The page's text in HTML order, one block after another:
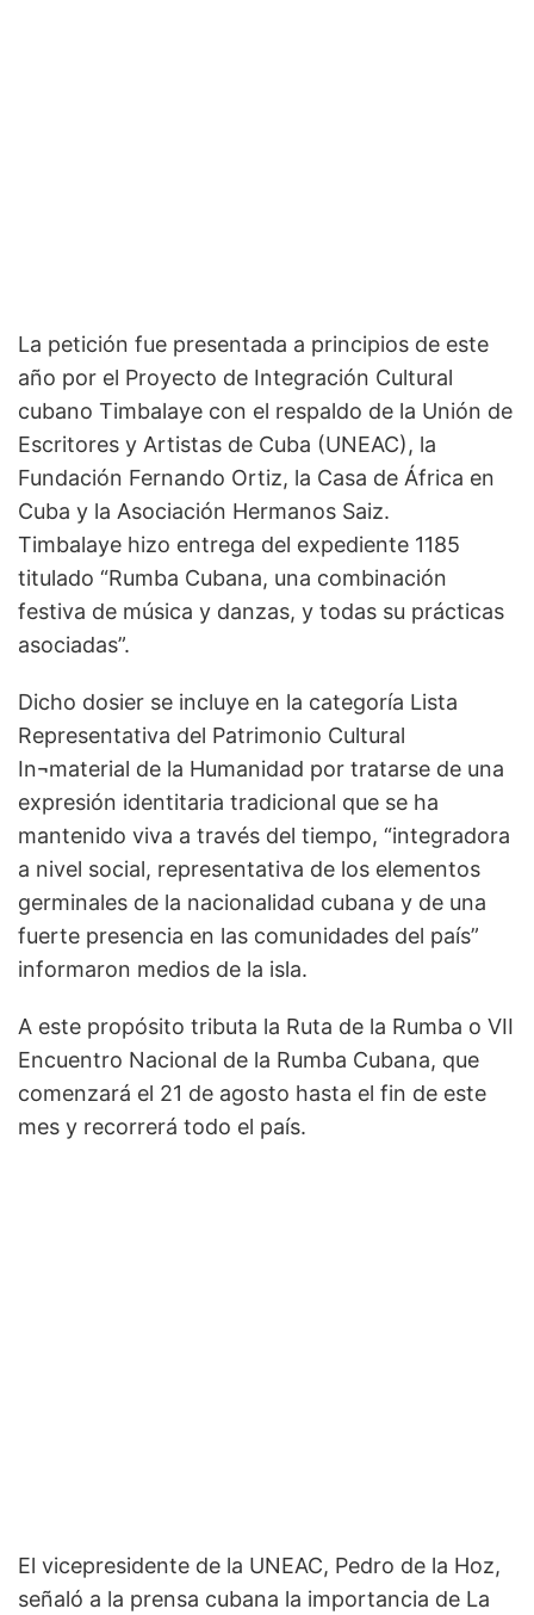
La petición fue presentada a principios de este
año por el Proyecto de Integración Cultural
cubano Timbalaye con el respaldo de la Unión de
Escritores y Artistas de Cuba (UNEAC), la
Fundación Fernando Ortiz, la Casa de África en
Cuba y la Asociación Hermanos Saiz.
Timbalaye hizo entrega del expediente 1185
titulado “Rumba Cubana, una combinación
festiva de música y danzas, y todas su prácticas
asociadas”.
Dicho dosier se incluye en la categoría Lista
Representativa del Patrimonio Cultural
In¬material de la Humanidad por tratarse de una
expresión identitaria tradicional que se ha
mantenido viva a través del tiempo, “integradora
a nivel social, representativa de los elementos
germinales de la nacionalidad cubana y de una
fuerte presencia en las comunidades del país”
informaron medios de la isla.
A este propósito tributa la Ruta de la Rumba o VII
Encuentro Nacional de la Rumba Cubana, que
comenzará el 21 de agosto hasta el fin de este
mes y recorrerá todo el país.
El vicepresidente de la UNEAC, Pedro de la Hoz,
señaló a la prensa cubana la importancia de La